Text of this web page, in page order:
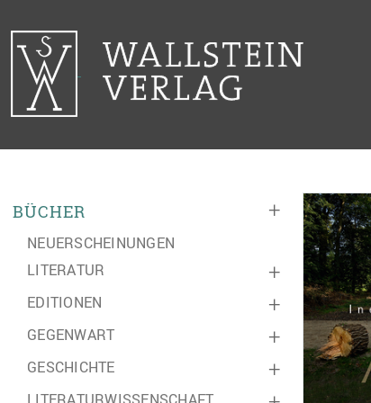
+
BÜCHER
NEUERSCHEINUNGEN
+
LITERATUR
+
EDITIONEN
+
GEGENWART
+
GESCHICHTE